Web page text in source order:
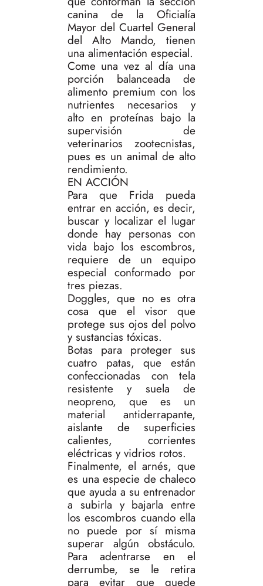
canina de la Oficialía
Mayor del Cuartel General
del Alto Mando, tienen
una alimentación especial.
Come una vez al día una
porción balanceada de
alimento premium con los
nutrientes necesarios y
alto en proteínas bajo la
supervisión de
veterinarios zootecnistas,
pues es un animal de alto
rendimiento.
EN ACCIÓN
Para que Frida pueda
entrar en acción, es decir,
buscar y localizar el lugar
donde hay personas con
vida bajo los escombros,
requiere de un equipo
especial conformado por
tres piezas.
Doggles, que no es otra
cosa que el visor que
protege sus ojos del polvo
y sustancias tóxicas.
Botas para proteger sus
cuatro patas, que están
confeccionadas con tela
resistente y suela de
neopreno, que es un
material antiderrapante,
aislante de superficies
calientes, corrientes
eléctricas y vidrios rotos.
Finalmente, el arnés, que
es una especie de chaleco
que ayuda a su entrenador
a subirla y bajarla entre
los escombros cuando ella
no puede por sí misma
superar algún obstáculo.
Para adentrarse en el
derrumbe, se le retira
para evitar que quede